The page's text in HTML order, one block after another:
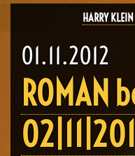
HARRY
01.11.2012
ROMAN